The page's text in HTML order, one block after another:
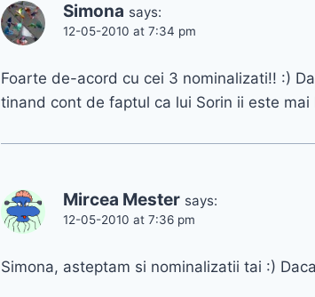
Simona says:
12-05-2010 at 7:34 pm
Foarte de-acord cu cei 3 nominalizati!! :)
tinand cont de faptul ca lui Sorin ii este
Mircea Mester says:
12-05-2010 at 7:36 pm
Simona, asteptam si nominalizatii tai :)